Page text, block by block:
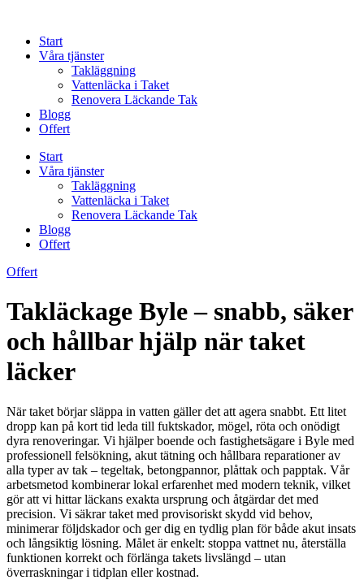
contentStart
Våra tjänster
Takläggning
Vattenläcka i Taket
Renovera Läckande Tak
Blogg
Offert
Start
Våra tjänster
Takläggning
Vattenläcka i Taket
Renovera Läckande Tak
Blogg
Offert
Offert
Takläckage Byle – snabb, säker
och hållbar hjälp när taket
läcker
När taket börjar släppa in vatten gäller det att agera snabbt. Ett litet
dropp kan på kort tid leda till fuktskador, mögel, röta och onödigt
dyra renoveringar. Vi hjälper boende och fastighetsägare i Byle med
professionell felsökning, akut tätning och hållbara reparationer av
alla typer av tak – tegeltak, betongpannor, plåttak och papptak. Vår
arbetsmetod kombinerar lokal erfarenhet med modern teknik, vilket
gör att vi hittar läckans exakta ursprung och åtgärdar det med
precision. Vi säkrar taket med provisoriskt skydd vid behov,
minimerar följdskador och ger dig en tydlig plan för både akut insats
och långsiktig lösning. Målet är enkelt: stoppa vattnet nu, återställa
funktionen korrekt och förlänga takets livslängd – utan
överraskningar i tidplan eller kostnad.